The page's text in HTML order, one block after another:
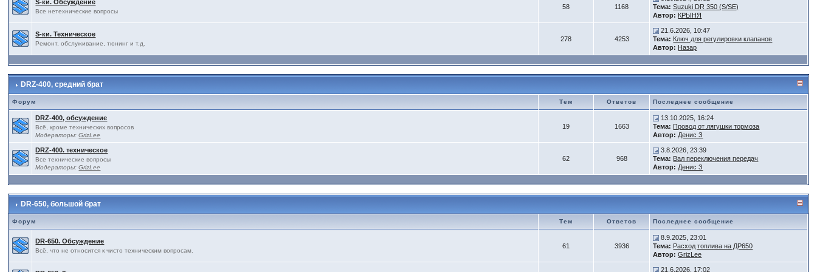
S-ки. Обсуждение
Все нетехнические вопросы
58 1168
Тема: Suzuki DR 350 (S/SE)
Автор: КРЫНЯ
S-ки. Техническое
Ремонт, обслуживание, тюнинг и т.д.
278 4253
21.6.2026, 10:47
Тема: Ключ для регулировки клапанов
Автор: Назар
DRZ-400, средний брат
Форум Тем Ответов Последнее сообщение
DRZ-400, обсуждение
Всё, кроме технических вопросов
Модераторы:GrizLee
19 1663
13.10.2025, 16:24
Тема: Провод от лягушки тормоза
Автор: Денис З
DRZ-400. техническое
Все технические вопросы
Модераторы:GrizLee
62 968
3.8.2026, 23:39
Тема: Вал переключения передач
Автор: Денис З
DR-650, большой брат
Форум Тем Ответов Последнее сообщение
DR-650. Обсуждение
Всё, что не относится к чисто техническим вопросам.
61 3936
8.9.2025, 23:01
Тема: Расход топлива на ДР650
Автор: GrizLee
21.6.2026, 17:02